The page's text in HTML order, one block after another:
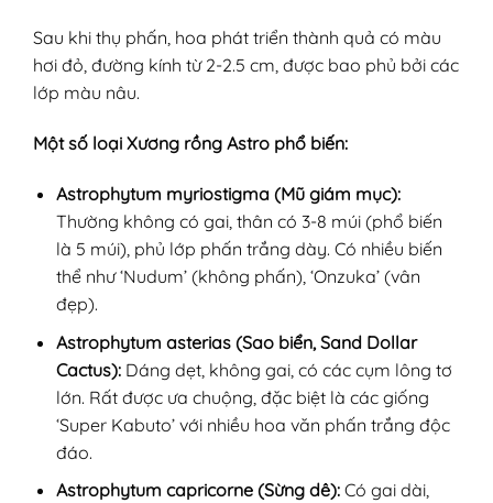
Sau khi thụ phấn, hoa phát triển thành quả có màu
hơi đỏ, đường kính từ 2-2.5 cm, được bao phủ bởi các
lớp màu nâu.
Một số loại Xương rồng Astro phổ biến:
Astrophytum myriostigma (Mũ giám mục):
Thường không có gai, thân có 3-8 múi (phổ biến
là 5 múi), phủ lớp phấn trắng dày. Có nhiều biến
thể như ‘Nudum’ (không phấn), ‘Onzuka’ (vân
đẹp).
Astrophytum asterias (Sao biển, Sand Dollar
Cactus): Dáng dẹt, không gai, có các cụm lông tơ
lớn. Rất được ưa chuộng, đặc biệt là các giống
‘Super Kabuto’ với nhiều hoa văn phấn trắng độc
đáo.
Astrophytum capricorne (Sừng dê): Có gai dài,